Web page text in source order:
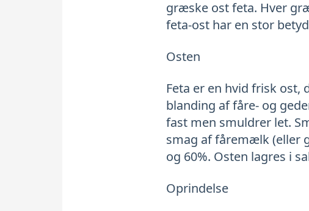
græske ost feta. Hver
feta-ost har en stor
Osten
Feta er en hvid frisk ost,
blanding af fåre- og
fast men smuldrer let.
smag af fåremælk (eller
og 60%. Osten lagres i
Oprindelse